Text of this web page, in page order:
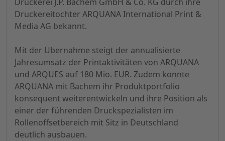
Druckereitochter ARQUANA International Print &
Media AG bekannt.
Mit der Übernahme steigt der annualisierte
Jahresumsatz der Printaktivitäten von ARQUANA
und ARQUES auf 180 Mio. EUR. Zudem konnte
ARQUANA mit Bachem ihr Produktportfolio
konsequent weiterentwickeln und ihre Position als
einer der führenden Druckspezialisten im
Rollenoffsetbereich mit Sitz in Deutschland
deutlich ausbauen.